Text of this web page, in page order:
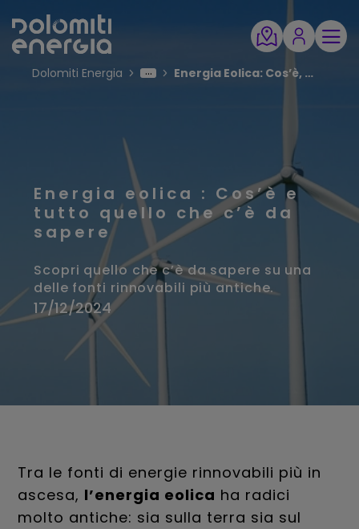
Dolomiti Energia Energia Eolica: Cos’è, Come funziona e i Vantaggi
Energia eolica : Cos’è e
tutto quello che c’è da
sapere
Scopri quello che c’è da sapere su una
delle fonti rinnovabili più antiche.
17/12/2024
Tra le fonti di energie rinnovabili più in
ascesa, l’energia eolica ha radici
molto antiche: sia sulla terra sia sul